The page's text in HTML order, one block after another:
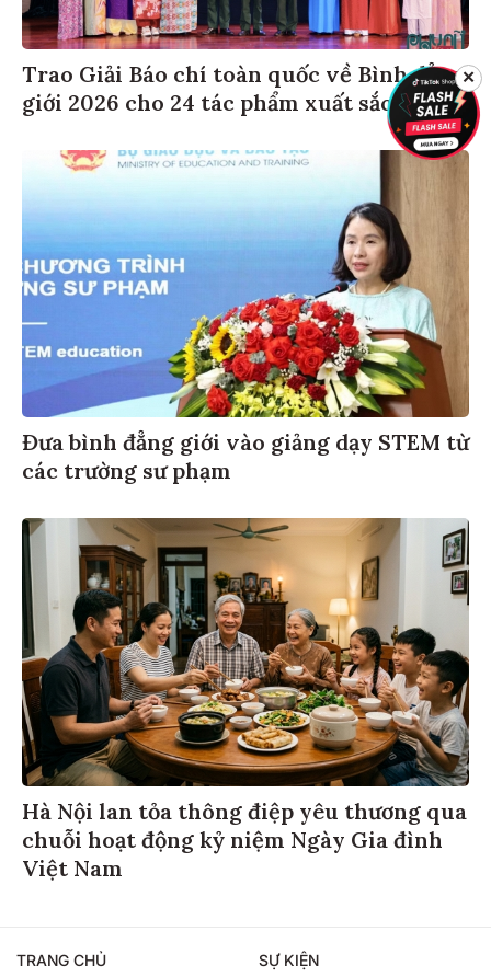
Trao Giải Báo chí toàn quốc về Bình đẳng
giới 2026 cho 24 tác phẩm xuất sắc
Đưa bình đẳng giới vào giảng dạy STEM từ
các trường sư phạm
Hà Nội lan tỏa thông điệp yêu thương qua
chuỗi hoạt động kỷ niệm Ngày Gia đình
Việt Nam
TRANG CHỦ SỰ KIỆN
✕